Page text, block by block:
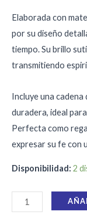
Elaborada con
por su diseño
tiempo. Su brillo
transmitiendo
Incluye una cadena
duradera, ideal
Perfecta como
expresar su fe con
Disponibilidad: 2